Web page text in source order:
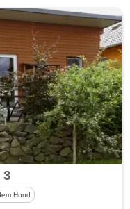
3
Hund